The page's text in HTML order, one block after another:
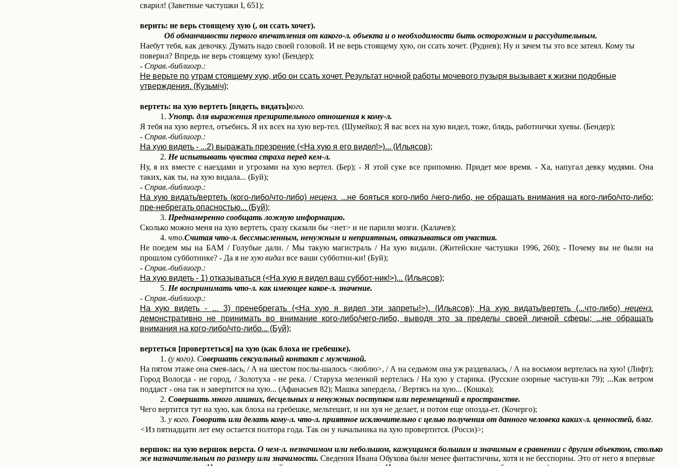
сварил! (Заветные частушки I, 651);
верить: не верь стоящему хую (, он ссать хочет).
Об обманчивости первого впечатления от какого-л. объекта и о необходимости быть осторожным и рассудительным.
Наебут тебя, как девочку. Думать надо своей головой. И не верь стоящему хую, он ссать хочет. (Руднев); Ну и зачем ты это все затеял. Кому ты
поверил? Впредь не верь стоящему хую! (Бендер);
- Справ.-библиогр.:
Не верьте по утрам стоящему хую, ибо он ссать хочет. Результат ночной работы мочевого пузыря вызывает к жизни подобные
утверждения. (Кузьмiч);
вертеть: на хую вертеть [видеть, видать]кого.
1. Употр. для выражения презирительного отношения к кому-л.
Я тебя на хую вертел, отъебись. Я их всех на хую вер-тел. (Шумейко); Я вас всех на хую видел, тоже, блядь, работнички хуевы. (Бендер);
- Справ.-библиогр.:
На хую видеть - ...2) выражать презрение (<На хую я его видел!>)... (Ильясов);
2. Не испытывать чувства страха перед кем-л.
Ну, я их вместе с наездами и угрозами на хую вертел. (Бер); - Я этой суке все припомню. Придет мое время. - Ха, напугал девку мудями. Она
таких, как ты, на хую видала... (Буй);
- Справ.-библиогр.:
На хую видать/вертеть (кого-либо/что-либо) неценз. ...не бояться кого-либо /чего-либо, не обращать внимания на кого-либо/что-либо;
пре-небрегать опасностью... (Буй);
3. Преднамеренно сообщать ложную информацию.
Сколько можно меня на хую вертеть, сразу сказали бы <нет> и не парили мозги. (Калачев);
4. что.Считая что-л. бессмысленным, ненужным и неприятным, отказываться от участия.
Не поедем мы на БАМ / Голубые дали. / Мы такую магистраль / На хую видали. (Житейские частушки 1996, 260); -Почему вы не были на
прошлом субботнике? - Да я не хую видалвсе ваши субботни-ки! (Буй);
- Справ.-библиогр.:
На хую видеть - 1) отказываться (<На хую я видел ваш суббот-ник!>)... (Ильясов);
5. Не воспринимать что-л. как имеющее какое-л. значение.
- Справ.-библиогр.:
На хую видеть - ... 3) пренебрегать (<На хую я видел эти запреты!>). (Ильясов); На хую видать/вертеть (...что-либо) неценз.
демонстративно не принимать во внимание кого-либо/чего-либо, выводя это за пределы своей личной сферы; ...не обращать
внимания на кого-либо/что-либо... (Буй);
вертеться [провертеться] на хую (как блоха не гребешке).
1. (у кого). Совершать сексуальный контакт с мужчиной.
На пятом этаже она смея-лась, / А на шестом послы-шалось <люблю>, / А на седьмом она уж раздевалась, / А на восьмом вертелась на хую! (Лифт);
Город Вологда - не город, / Золотуха - не река. / Старуха меленкой вертелась / На хую у старика. (Русские озорные частуш-ки 79); ...Как ветром
поддаст - она так и завертится на хую... (Афанасьев 82); Машка запердела, / Вертясь на хую... (Кошка);
2. Совершать много лишних, бесцельных и ненужных поступков или перемещений в пространстве.
Чего вертится тут на хую, как блоха на гребешке, мельтешит, и ни хуя не делает, и потом еще опозда-ет. (Кочерго);
3. у кого. Говорить или делать кому-л. что-л. приятное исключительно с целью получения от данного человека каких-л. ценностей, благ.
<Из пятнадцати лет ему остается полтора года. Так он у начальника на хую провертится. (Росси)>;
вершок: на хую вершок верста. О чем-л. незначимом или небольшом, кажущимся большим и значимым в сравнении с другим объектом, столько
же назначительным по размеру или значимости. Сведения Ивана Обухова были менее фантастичны, хотя и не бесспорны. Это от него я впервые